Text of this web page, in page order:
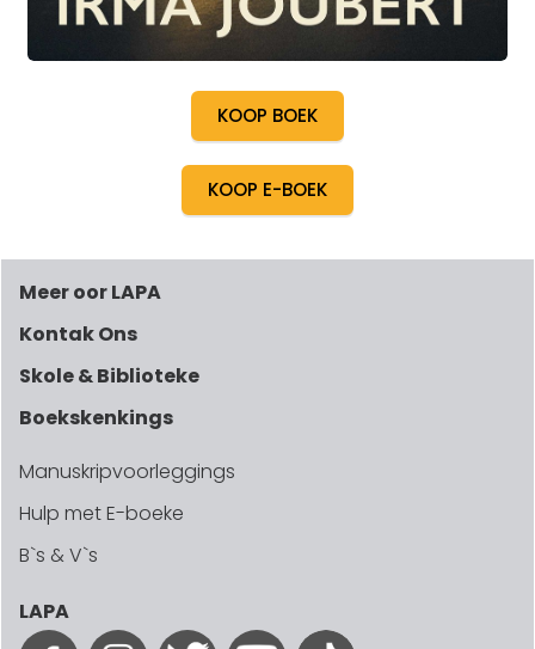
KOOP BOEK
KOOP E-BOEK
Meer oor LAPA
Kontak Ons
Skole & Biblioteke
Boekskenkings
Manuskripvoorleggings
Hulp met E-boeke
B`s & V`s
LAPA